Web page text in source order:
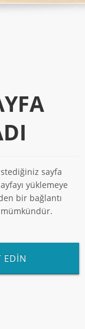
sayfa
yüklemeye
bir bağlantı
mümkündür.
EDİN